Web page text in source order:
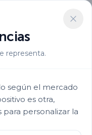
representa.
según el mercado
es otra,
personalizar la
SQM